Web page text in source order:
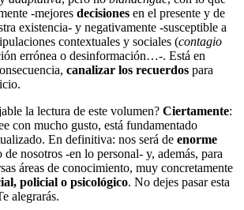
-mejores decisiones en el presente y de
existencia- y negativamente -susceptible a
contextuales y sociales (contagio
errónea o desinformación…-. Está en
canalizar los recuerdos para
la lectura de este volumen? Ciertamente:
con mucho gusto, está fundamentado
En definitiva: nos será de enorme
de nosotros -en lo personal- y, además, para
áreas de conocimiento, muy concretamente
policial o psicológico. No dejes pasar esta
alegrarás.